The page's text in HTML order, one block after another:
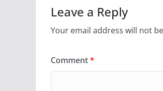
Leave a Reply
Your email address will not
Comment*